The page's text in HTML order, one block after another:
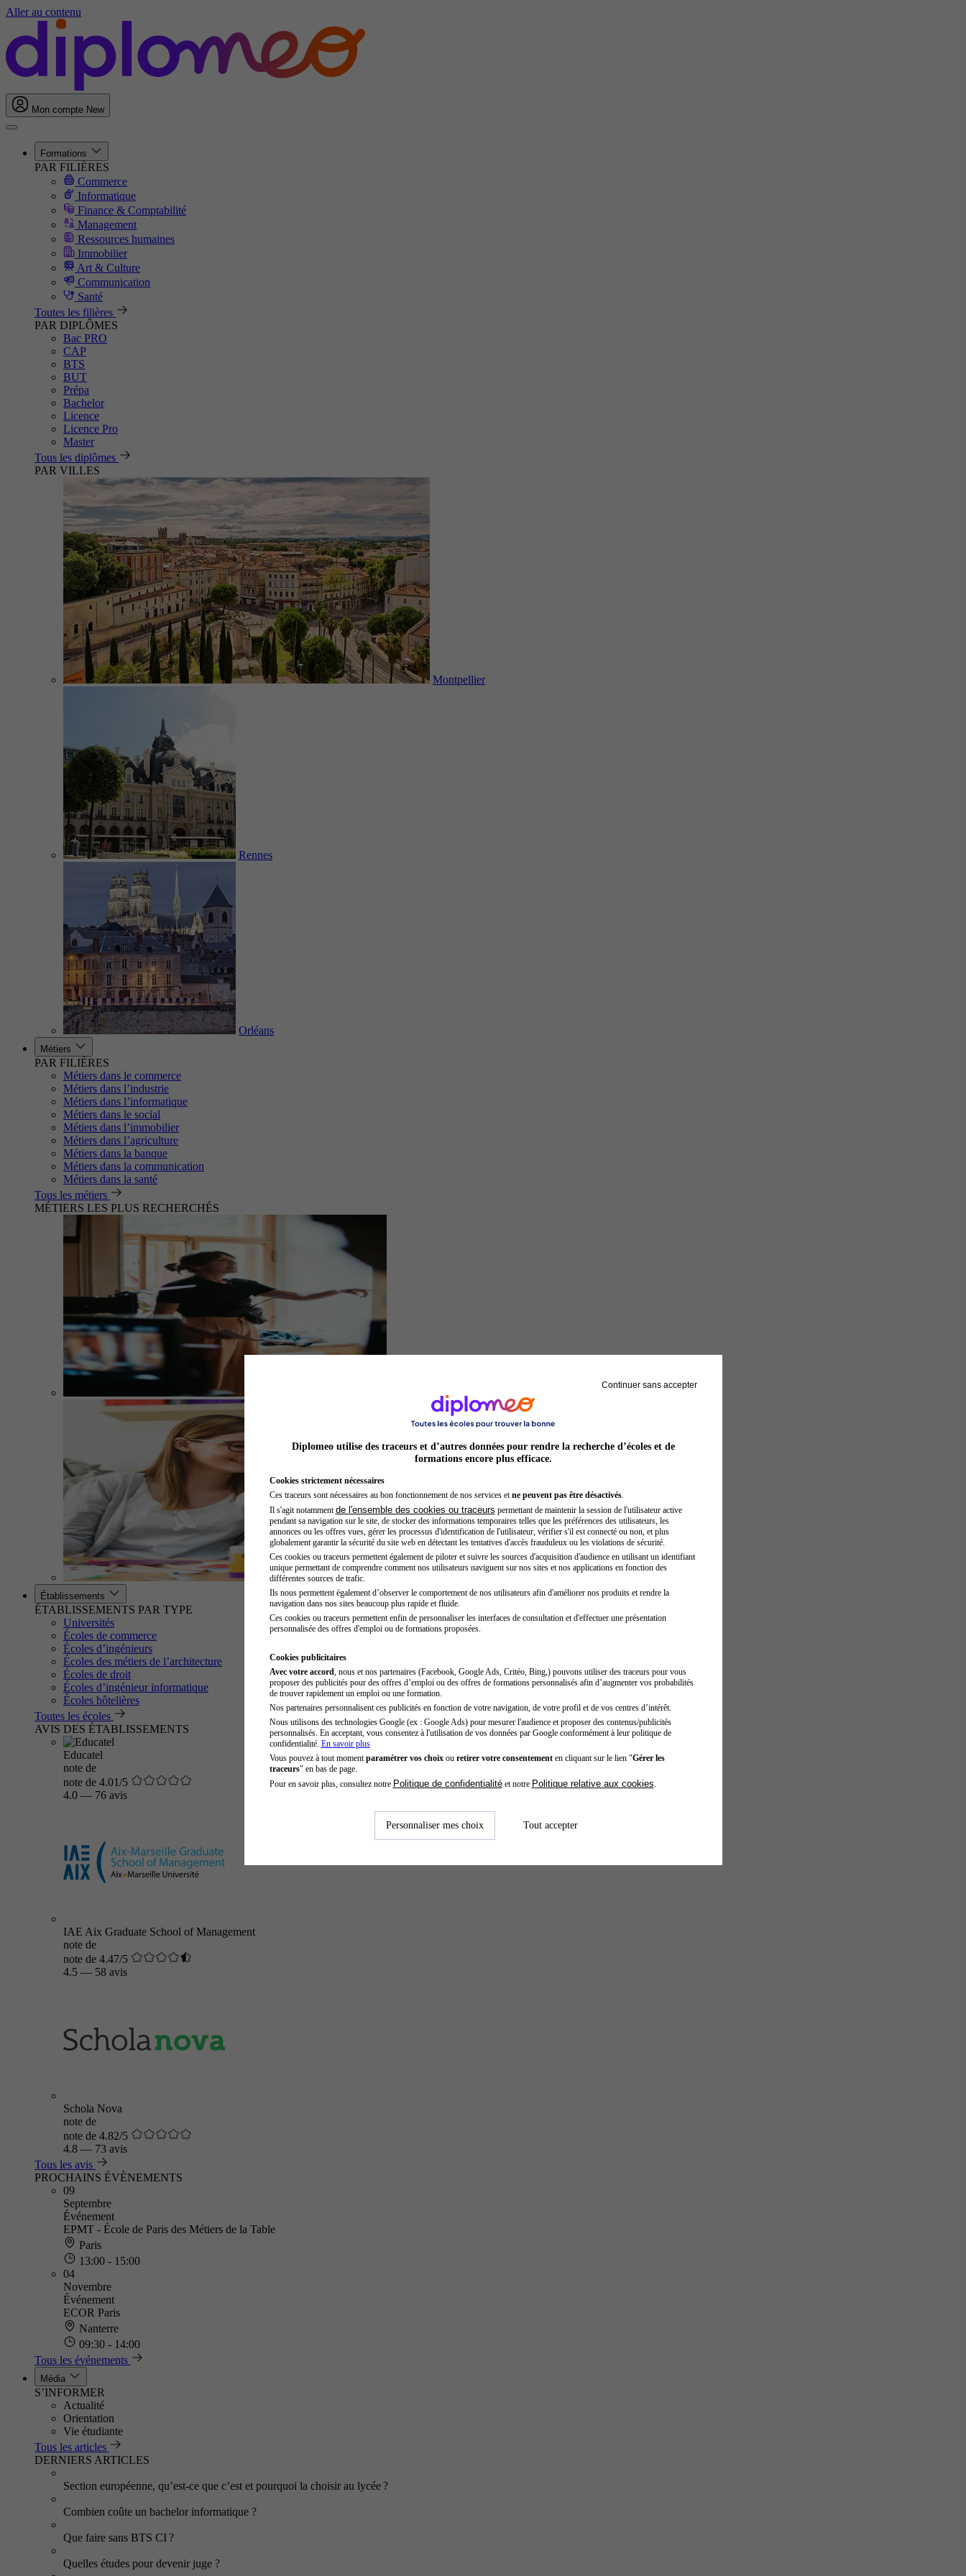
Aller au contenu
Mon compte New
Formations
PAR FILIÈRES
Commerce
Informatique
Finance & Comptabilité
Management
Ressources humaines
Immobilier
Art & Culture
Communication
Santé
Toutes les filières
PAR DIPLÔMES
Bac PRO
CAP
BTS
BUT
Prépa
Bachelor
Licence
Licence Pro
Master
Tous les diplômes
PAR VILLES
Montpellier
Rennes
Orléans
Métiers
PAR FILIÈRES
Métiers dans le commerce
Métiers dans l’industrie
Métiers dans l’informatique
Métiers dans le social
Métiers dans l’immobilier
Métiers dans l’agriculture
Métiers dans la banque
Métiers dans la communication
Métiers dans la santé
Tous les métiers
MÉTIERS LES PLUS RECHERCHÉS
Établissements
ÉTABLISSEMENTS PAR TYPE
Universités
Écoles de commerce
Écoles d’ingénieurs
Écoles des métiers de l’architecture
Écoles de droit
Écoles d’ingénieur informatique
Écoles hôtelières
Toutes les écoles
AVIS DES ÉTABLISSEMENTS
Educatel
note de
note de 4.01/5
4.0 — 76 avis
IAE Aix Graduate School of Management
note de
note de 4.47/5
4.5 — 58 avis
Schola Nova
note de
note de 4.82/5
4.8 — 73 avis
Tous les avis
PROCHAINS ÉVÈNEMENTS
09
Septembre
Événement
EPMT - École de Paris des Métiers de la Table
Paris
13:00 - 15:00
04
Novembre
Événement
ECOR Paris
Nanterre
09:30 - 14:00
Tous les événements
Média
S’INFORMER
Actualité
Orientation
Vie étudiante
Tous les articles
DERNIERS ARTICLES
Section européenne, qu’est-ce que c’est et pourquoi la choisir au lycée ?
Combien coûte un bachelor informatique ?
Que faire sans BTS CI ?
Quelles études pour devenir juge ?
Continuer sans accepter
Diplomeo utilise des traceurs et d’autres données pour rendre la recherche d’écoles et de
formations encore plus efficace.
Cookies strictement nécessaires
Ces traceurs sont nécessaires au bon fonctionnement de nos services et ne peuvent pas être désactivés.
Il s'agit notamment de l'ensemble des cookies ou traceurs permettant de maintenir la session de l'utilisateur active
pendant sa navigation sur le site, de stocker des informations temporaires telles que les préférences des utilisateurs, les
annonces ou les offres vues, gérer les processus d'identification de l'utilisateur, vérifier s'il est connecté ou non, et plus
globalement garantir la sécurité du site web en détectant les tentatives d'accès frauduleux ou les violations de sécurité.
Ces cookies ou traceurs permettent également de piloter et suivre les sources d'acquisition d'audience en utilisant un identifiant
unique permettant de comprendre comment nos utilisateurs naviguent sur nos sites et nos applications en fonction des
différentes sources de trafic.
Ils nous permettent également d’observer le comportement de nos utilisateurs afin d'améliorer nos produits et rendre la
navigation dans nos sites beaucoup plus rapide et fluide.
Ces cookies ou traceurs permettent enfin de personnaliser les interfaces de consultation et d'effectuer une présentation
personnalisée des offres d'emploi ou de formations proposées.
Cookies publicitaires
Avec votre accord , nous et nos partenaires (Facebook, Google Ads, Critéo, Bing,) pouvons utiliser des traceurs pour vous
proposer des publicités pour des offres d’emploi ou des offres de formations personnalisés afin d’augmenter vos probabilités
de trouver rapidement un emploi ou une formation.
Nos partenaires personnalisent ces publicités en fonction de votre navigation, de votre profil et de vos centres d’intérêt.
Nous utilisons des technologies Google (ex : Google Ads) pour mesurer l'audience et proposer des contenus/publicités
personnalisés. En acceptant, vous consentez à l'utilisation de vos données par Google conformément à leur politique de
confidentialité. En savoir plus
Vous pouvez à tout moment paramétrer vos choixou retirer votre consentementen cliquant sur le lien "Gérer les
traceurs" en bas de page.
Pour en savoir plus, consultez notre Politique de confidentialitéet notre Politique relative aux cookies
Personnaliser mes choix Tout accepter